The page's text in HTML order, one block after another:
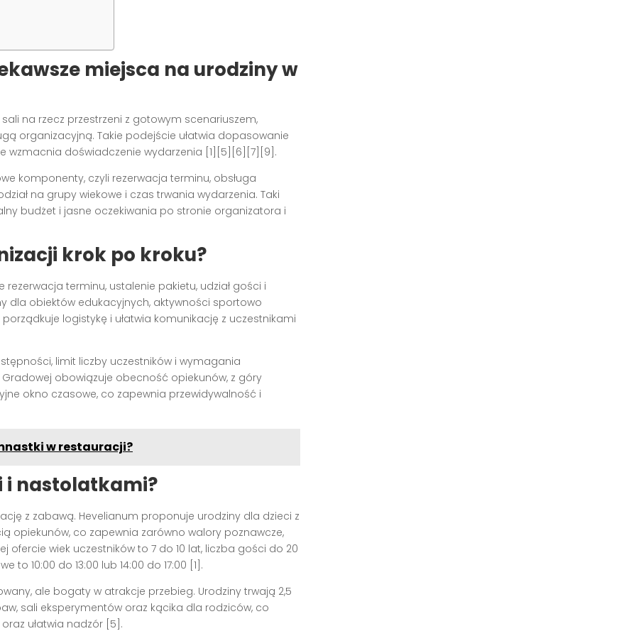
miejsca na urodziny w
na rzecz przestrzeni z gotowym scenariuszem,
organizacyjną. Takie podejście ułatwia dopasowanie
wzmacnia doświadczenie wydarzenia [1][5][6][7][9].
komponenty, czyli rezerwacja terminu, obsługa
na grupy wiekowe i czas trwania wydarzenia. Taki
budżet i jasne oczekiwania po stronie organizatora i
krok po kroku?
terminu, ustalenie pakietu, udział gości i
dla obiektów edukacyjnych, aktywności sportowo
logistykę i ułatwia komunikację z uczestnikami
limit liczby uczestników i wymagania
obowiązuje obecność opiekunów, z góry
okno czasowe, co zapewnia przewidywalność i
w restauracji?
i nastolatkami?
z zabawą. Hevelianum proponuje urodziny dla dzieci z
opiekunów, co zapewnia zarówno walory poznawcze,
ofercie wiek uczestników to 7 do 10 lat, liczba gości do 20
10:00 do 13:00 lub 14:00 do 17:00 [1].
ale bogaty w atrakcje przebieg. Urodziny trwają 2,5
sali eksperymentów oraz kącika dla rodziców, co
ułatwia nadzór [5].